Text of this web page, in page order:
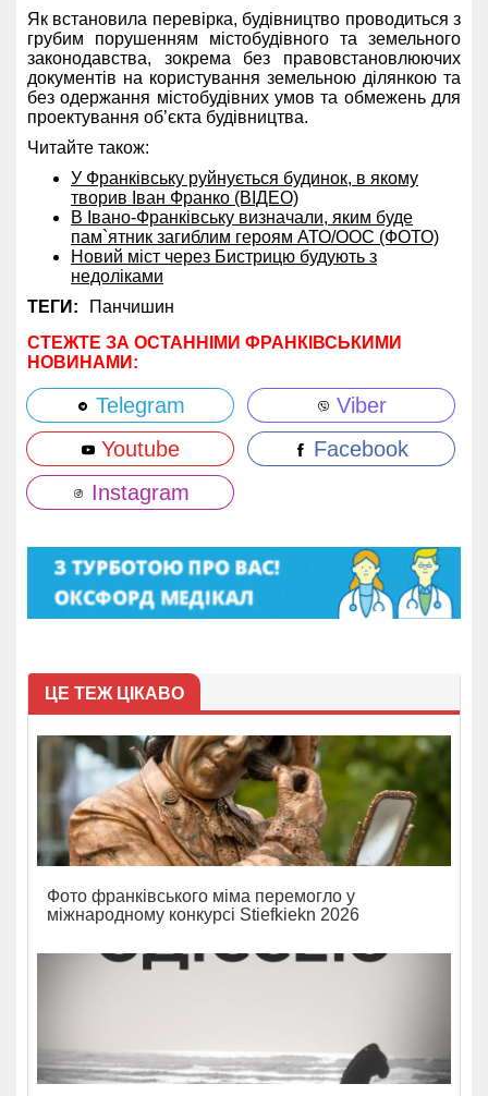
Як встановила перевірка, будівництво проводиться з
грубим порушенням містобудівного та земельного
законодавства, зокрема без правовстановлюючих
документів на користування земельною ділянкою та
без одержання містобудівних умов та обмежень для
проектування об’єкта будівництва.
Читайте також:
У Франківську руйнується будинок, в якому
творив Іван Франко (ВІДЕО)
В Івано-Франківську визначали, яким буде
пам`ятник загиблим героям АТО/ООС (ФОТО)
Новий міст через Бистрицю будують з
недоліками
ТЕГИ:
Панчишин
СТЕЖТЕ ЗА ОСТАННІМИ ФРАНКІВСЬКИМИ
НОВИНАМИ:
Telegram
Viber
Youtube
Facebook
Instagram
ЦЕ ТЕЖ ЦІКАВО
Фото франківського міма перемогло у
міжнародному конкурсі Stiefkiekn 2026